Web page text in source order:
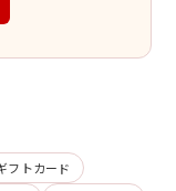
フトカード